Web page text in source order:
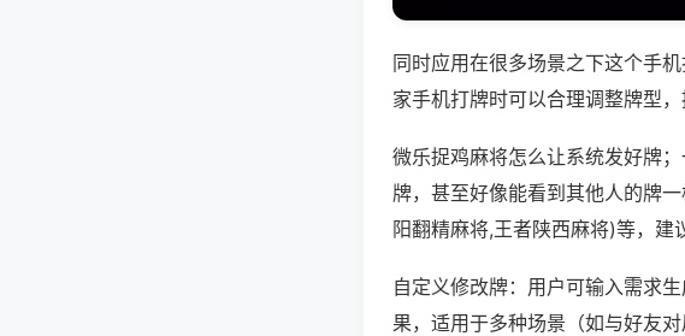
同时应用在很多场景之下这个手
家手机打牌时可以合理调整牌型
微乐捉鸡麻将怎么让系统发好牌
牌，甚至好像能看到其他人的牌
阳翻精麻将,王者陕西麻将)等，建
自定义修改牌：用户可输入需求
果，适用于多种场景（如与好友